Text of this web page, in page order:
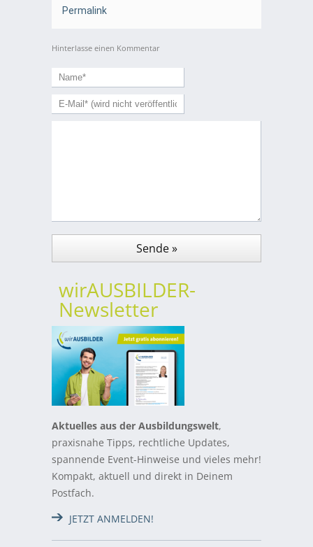
Permalink
Hinterlasse einen Kommentar
wirAUSBILDER-
Newsletter
Aktuelles aus der Ausbildungswelt,
praxisnahe Tipps, rechtliche Updates,
spannende Event-Hinweise und vieles mehr!
Kompakt, aktuell und direkt in Deinem
Postfach.
JETZT ANMELDEN!